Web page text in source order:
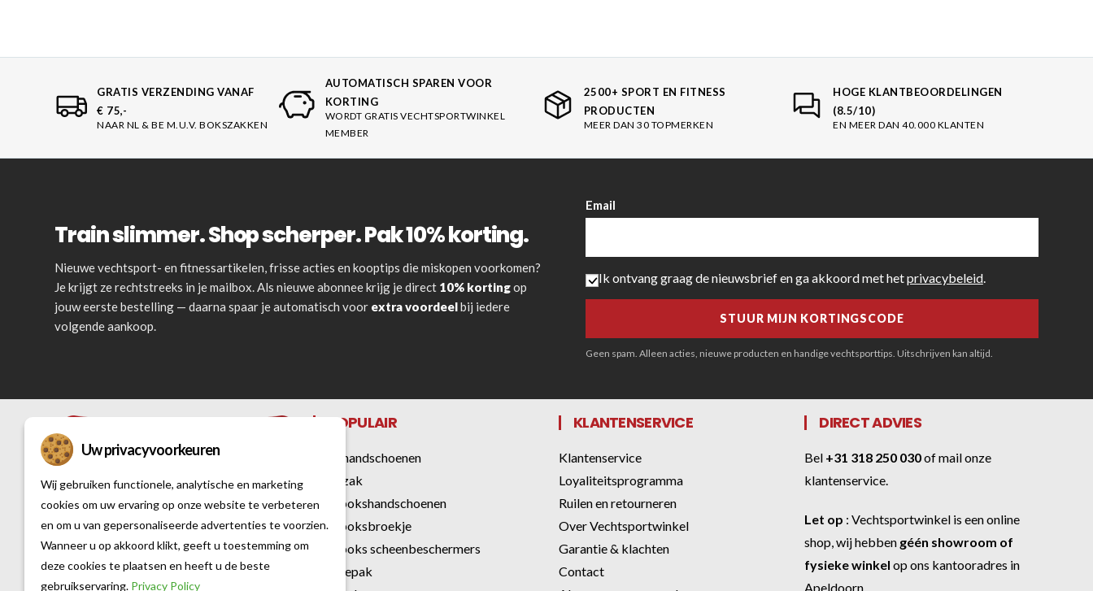
GRATIS VERZENDING VANAF
€ 75,-
NAAR NL & BE M.U.V. BOKSZAKKEN
AUTOMATISCH SPAREN VOOR
KORTING
WORDT GRATIS VECHTSPORTWINKEL
MEMBER
2500+ SPORT EN FITNESS
PRODUCTEN
MEER DAN 30 TOPMERKEN
HOGE KLANTBEOORDELINGEN
(8.5/10)
EN MEER DAN 40.000 KLANTEN
Train slimmer. Shop scherper. Pak 10% korting.
Nieuwe vechtsport- en fitnessartikelen, frisse acties en kooptips die miskopen voorkomen?
Je krijgt ze rechtstreeks in je mailbox. Als nieuwe abonnee krijg je direct 10% kortingop
jouw eerste bestelling — daarna spaar je automatisch voor extra voordeelbij iedere
volgende aankoop.
Email
Ik ontvang graag de nieuwsbrief en ga akkoord met hetprivacybeleid.
Geen spam. Alleen acties, nieuwe producten en handige vechtsporttips. Uitschrijven kan altijd.
Al sinds 2007 is Vechtsportwinkel dé
specialist op het gebied van vechtsport
en fitness. Met een rijke historie en
POPULAIR
Bokshandschoenen
Bokszak
Kickbokshandschoenen
Kickboksbroekje
Kickboks scheenbeschermers
Karatepak
KLANTENSERVICE
Klantenservice
Loyaliteitsprogramma
Ruilen en retourneren
Over Vechtsportwinkel
Garantie & klachten
Contact
DIRECT ADVIES
Bel +31 318 250 030ofmail onze
klantenservice.
Let op :Vechtsportwinkel is een online
shop, wij hebben géén showroom of
fysieke winkel op ons kantooradres in
Apeldoorn.
Uw privacyvoorkeuren
Wij gebruiken functionele, analytische en marketing
cookies om uw ervaring op onze website te verbeteren
en om u van gepersonaliseerde advertenties te voorzien.
Wanneer u op akkoord klikt, geeft u toestemming om
deze cookies te plaatsen en heeft u de beste
gebruikservaring. Privacy Policy